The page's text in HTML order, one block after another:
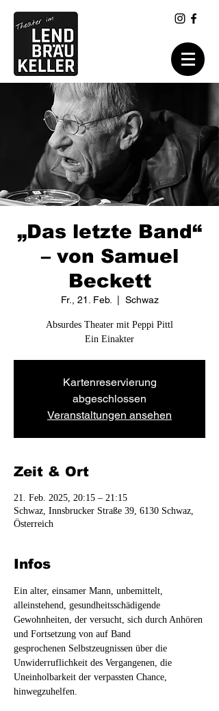
„Das letzte Band“
– von Samuel
Beckett
Fr., 21. Feb. Schwaz
Absurdes Theater mit Peppi Pittl
Ein Einakter
Kartenreservierung
abgeschlossen
Veranstaltungen ansehen
Zeit & Ort
21. Feb. 2025, 20:15 – 21:15
Schwaz, Innsbrucker Straße 39, 6130 Schwaz,
Österreich
Infos
Ein alter, einsamer Mann, unbemittelt,
alleinstehend, gesundheitsschädigende
Gewohnheiten, der versucht, sich durch Anhören
und Fortsetzung von auf Band
gesprochenen Selbstzeugnissen über die
Unwiderruflichkeit des Vergangenen, die
Uneinholbarkeit der verpassten Chance,
hinwegzuhelfen.